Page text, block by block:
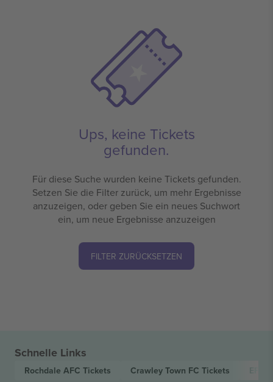
Ups, keine Tickets
gefunden.
Für diese Suche wurden keine Tickets gefunden.
Setzen Sie die Filter zurück, um mehr Ergebnisse
anzuzeigen, oder geben Sie ein neues Suchwort
ein, um neue Ergebnisse anzuzeigen
FILTER ZURÜCKSETZEN
Schnelle Links
Rochdale AFC Tickets Crawley Town FC Tickets